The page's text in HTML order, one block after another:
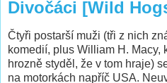
Divočáci [Wild
Čtyři postarší muži (tři z nich
komedií, plus William H. Macy,
hrozně styděl, že v tom hraje)
na motorkách napříč USA.